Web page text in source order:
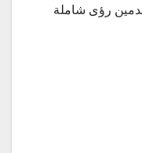
رؤى شاملة